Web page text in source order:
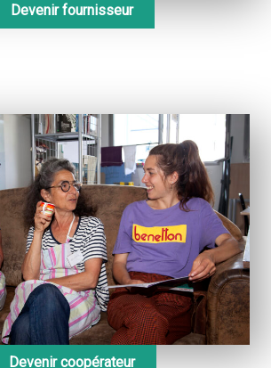
Devenir fournisseur
Devenir coopérateur